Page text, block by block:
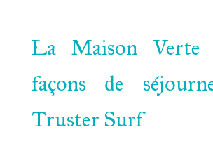
La Maison Verte
façons de
Truster Surf